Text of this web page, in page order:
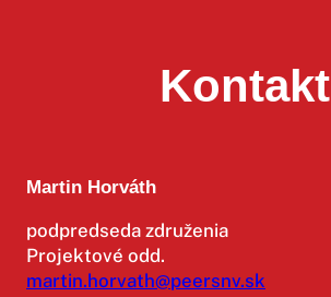
Kontakt
Martin Horváth
podpredseda združenia
Projektové odd.
martin.horvath@peersnv.sk